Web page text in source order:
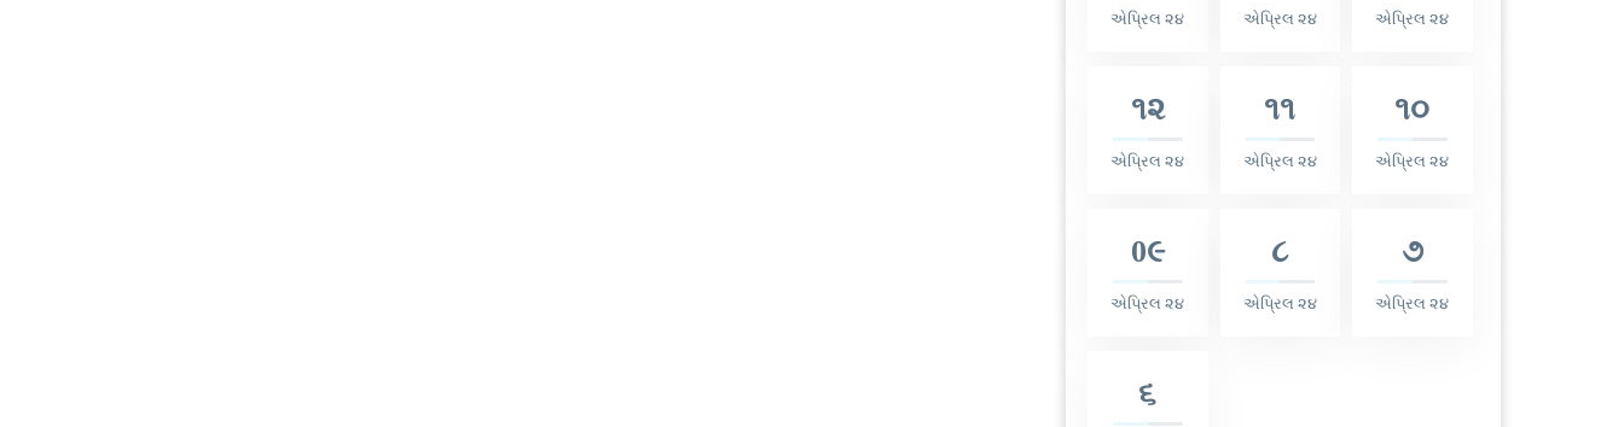
એપ્રિલ ૨૪ એપ્રિલ ૨૪ એપ્રિલ ૨૪
૧૨
એપ્રિલ ૨૪
૧૧
એપ્રિલ ૨૪
૧૦
એપ્રિલ ૨૪
0૯
એપ્રિલ ૨૪
૮
એપ્રિલ ૨૪
૭
એપ્રિલ ૨૪
૬